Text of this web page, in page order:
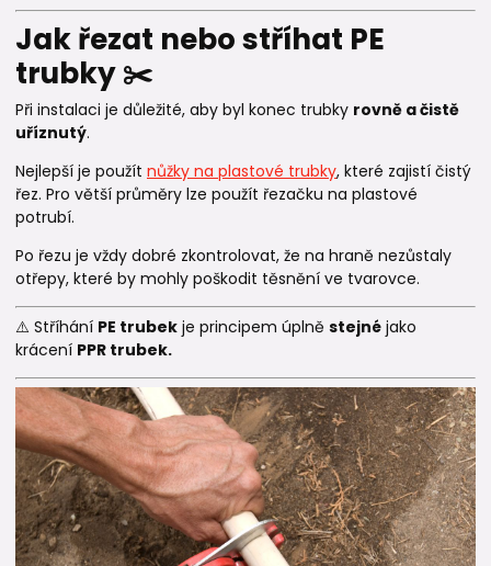
Jak řezat nebo stříhat PE
trubky ✂️
Při instalaci je důležité, aby byl konec trubky rovně a čistě
uříznutý.
Nejlepší je použít nůžky na plastové trubky, které zajistí čistý
řez. Pro větší průměry lze použít řezačku na plastové
potrubí.
Po řezu je vždy dobré zkontrolovat, že na hraně nezůstaly
otřepy, které by mohly poškodit těsnění ve tvarovce.
⚠️ Stříhání PE trubek je principem úplně stejné jako
krácení PPR trubek.